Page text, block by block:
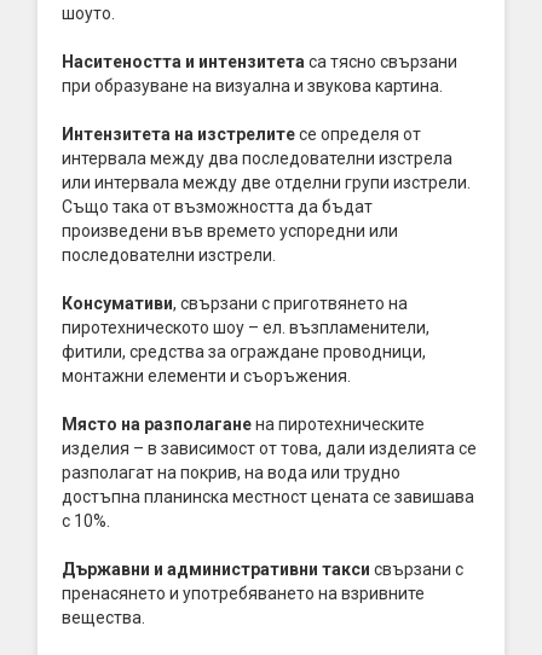
шоуто.
Наситеността и интензитета са тясно свързани
при образуване на визуална и звукова картина.
Интензитета на изстрелитесе определя от
интервала между два последователни изстрела
или интервала между две отделни групи изстрели.
Също така от възможността да бъдат
произведени във времето успоредни или
последователни изстрели.
Консумативи, свързани с приготвянето на
пиротехническото шоу – ел. възпламенители,
фитили, средства за ограждане проводници,
монтажни елементи и съоръжения.
Място на разполаганена пиротехническите
изделия – в зависимост от това, дали изделията се
разполагат на покрив, на вода или трудно
достъпна планинска местност цената се завишава
с 10%.
Държавни и административни такси свързани с
пренасянето и употребяването на взривните
вещества.